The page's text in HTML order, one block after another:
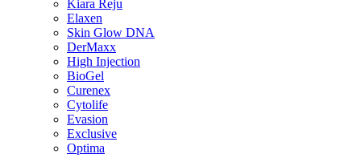
Kiara Reju
Elaxen
Skin Glow DNA
DerMaxx
High Injection
BioGel
Curenex
Cytolife
Evasion
Exclusive
Optima